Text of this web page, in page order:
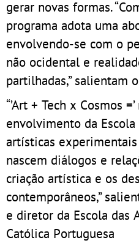
gerar novas formas.
programa adota uma
envolvendo-se com o
não ocidental e
partilhadas,” salientam
“’Art + Tech x Cosmos
envolvimento da
artísticas
nascem diálogos e
criação artística e os
contemporâneos,”
e diretor da Escola das
Católica Portuguesa